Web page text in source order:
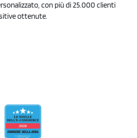
con più di 25.000 clienti
ottenute.